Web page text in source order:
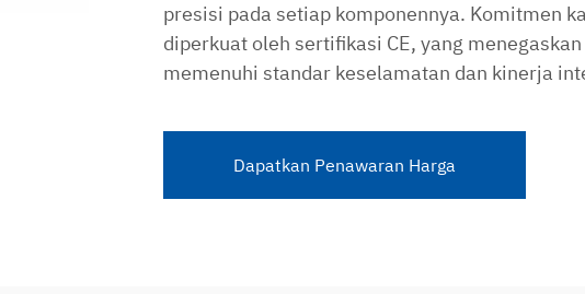
presisi pada setiap komponennya. Komitmen
diperkuat oleh sertifikasi CE, yang
memenuhi standar keselamatan dan kinerja
Dapatkan Penawaran Harga